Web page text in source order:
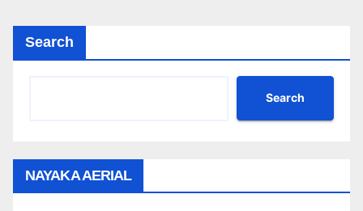
Search
Search
NAYAKA AERIAL